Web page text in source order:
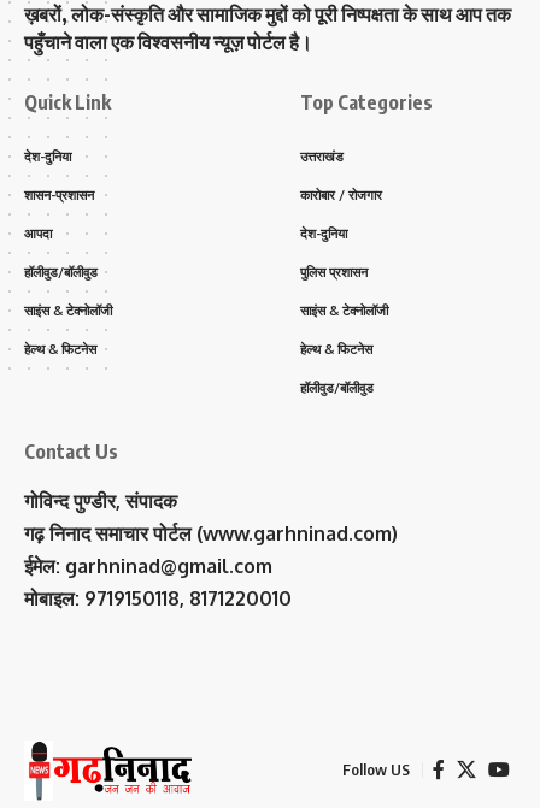
ख़बरों, लोक-संस्कृति और सामाजिक मुद्दों को पूरी निष्पक्षता के साथ आप तक
पहुँचाने वाला एक विश्वसनीय न्यूज़ पोर्टल है।
Quick Link
देश-दुनिया
शासन-प्रशासन
आपदा
हॉलीवुड/बॉलीवुड
साइंस & टेक्नोलॉजी
हेल्थ & फिटनेस
Top Categories
उत्तराखंड
कारोबार / रोजगार
देश-दुनिया
पुलिस प्रशासन
साइंस & टेक्नोलॉजी
हेल्थ & फिटनेस
हॉलीवुड/बॉलीवुड
Contact Us
गोविन्द पुण्डीर, संपादक
गढ़ निनाद समाचार पोर्टल (www.garhninad.com)
ईमेल: garhninad@gmail.com
मोबाइल: 9719150118, 8171220010
Follow US